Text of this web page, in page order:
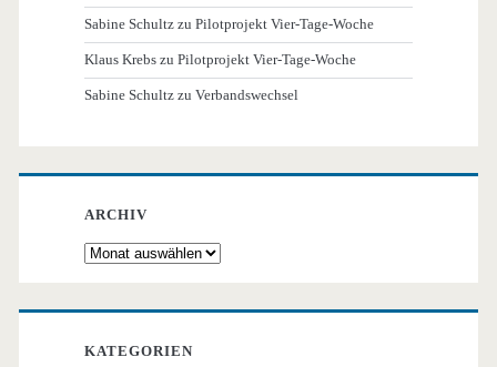
Sabine Schultz zuPilotprojekt Vier-Tage-Woche
Klaus Krebs zuPilotprojekt Vier-Tage-Woche
Sabine Schultz zuVerbandswechsel
ARCHIV
Archiv
KATEGORIEN